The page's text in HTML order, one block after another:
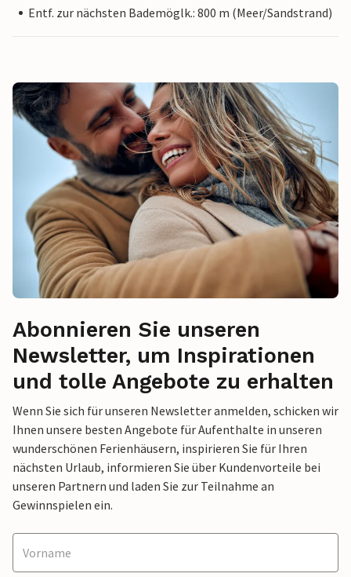
Entf. zur nächsten Bademöglk.: 800 m (Meer/Sandstrand)
Abonnieren Sie unseren
Newsletter, um Inspirationen
und tolle Angebote zu erhalten
Wenn Sie sich für unseren Newsletter anmelden, schicken wir
Ihnen unsere besten Angebote für Aufenthalte in unseren
wunderschönen Ferienhäusern, inspirieren Sie für Ihren
nächsten Urlaub, informieren Sie über Kundenvorteile bei
unseren Partnern und laden Sie zur Teilnahme an
Gewinnspielen ein.